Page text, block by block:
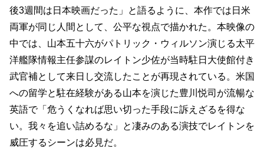
後3週間は日本映画だった」と語るように、本作では日米
両軍が同じ人間として、公平な視点で描かれた。本映像の
中では、山本五十六がパトリック・ウィルソン演じる太平
洋艦隊情報主任参謀のレイトン少佐が当時駐日大使館付き
武官補として来日し交流したことが再現されている。米国
への留学と駐在経験がある山本を演じた豊川悦司が流暢な
英語で「危うくなれば思い切った手段に訴えざるを得な
い。我々を追い詰めるな」と凄みのある演技でレイトンを
威圧するシーンは必見だ。